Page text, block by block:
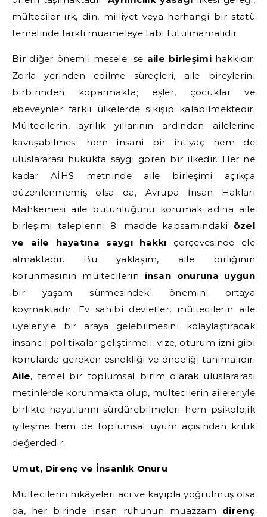
mülteciler ırk, din, milliyet veya herhangi bir statü
temelinde farklı muameleye tabi tutulmamalıdır.
Bir diğer önemli mesele ise aile birleşimihakkıdır.
Zorla yerinden edilme süreçleri, aile bireylerini
birbirinden koparmakta; eşler, çocuklar ve
ebeveynler farklı ülkelerde sıkışıp kalabilmektedir.
Mültecilerin, ayrılık yıllarının ardından ailelerine
kavuşabilmesi hem insani bir ihtiyaç hem de
uluslararası hukukta saygı gören bir ilkedir. Her ne
kadar AİHS metninde aile birleşimi açıkça
düzenlenmemiş olsa da, Avrupa İnsan Hakları
Mahkemesi aile bütünlüğünü korumak adına aile
birleşimi taleplerini 8. madde kapsamındaki özel
ve aile hayatına saygı hakkı çerçevesinde ele
almaktadır. Bu yaklaşım, aile birliğinin
korunmasının mültecilerin insan onuruna uygun
bir yaşam sürmesindeki önemini ortaya
koymaktadır. Ev sahibi devletler, mültecilerin aile
üyeleriyle bir araya gelebilmesini kolaylaştıracak
insancıl politikalar geliştirmeli; vize, oturum izni gibi
konularda gereken esnekliği ve önceliği tanımalıdır.
Aile, temel bir toplumsal birim olarak uluslararası
metinlerde korunmakta olup, mültecilerin aileleriyle
birlikte hayatlarını sürdürebilmeleri hem psikolojik
iyileşme hem de toplumsal uyum açısından kritik
değerdedir.
Umut, Direnç ve İnsanlık Onuru
Mültecilerin hikâyeleri acı ve kayıpla yoğrulmuş olsa
da, her birinde insan ruhunun muazzam direnç